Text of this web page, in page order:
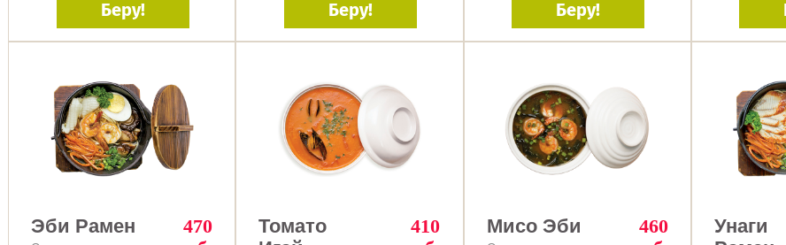
Беру! Беру! Беру!
Эби Рамен
470
Томато
410
Мисо Эби
460
Унаги